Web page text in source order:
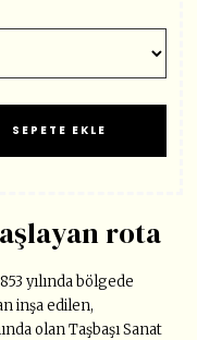
rota
yılında bölgede
inşa edilen,
olan Taşbaşı Sanat